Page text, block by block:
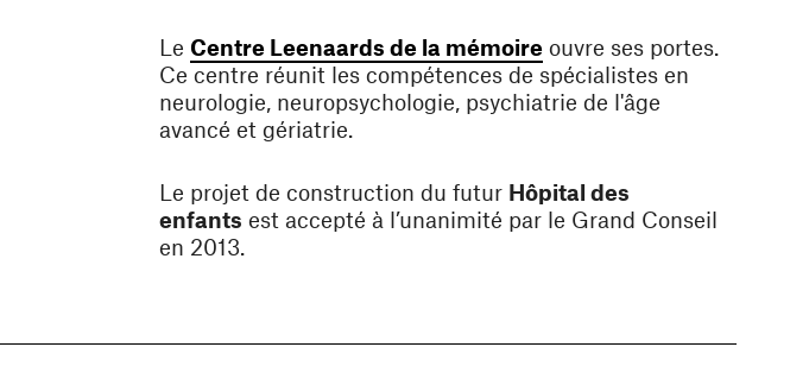
Le Centre Leenaards de la mémoire(ouvre une nouvelle
ouvre ses portes.
Ce centre réunit les compétences de spécialistes en
neurologie, neuropsychologie, psychiatrie de l'âge
avancé et gériatrie.
Le projet de construction du futur Hôpital des
enfants est accepté à l’unanimité par le Grand Conseil
en 2013.